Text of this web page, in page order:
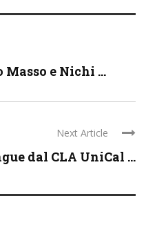
e Nichi ...
Next Article
dal CLA UniCal ...